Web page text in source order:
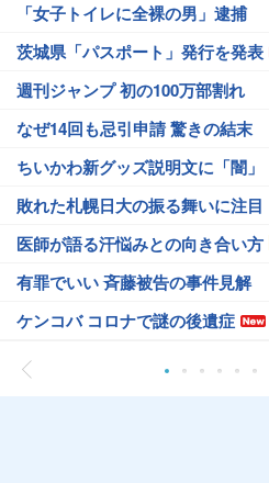
「女子トイレに全裸の男」逮捕
茨城県「パスポート」発行を発表
週刊ジャンプ 初の100万部割れ
なぜ14回も忌引申請 驚きの結末
ちいかわ新グッズ説明文に「闇」
敗れた札幌日大の振る舞いに注目
医師が語る汗悩みとの向き合い方
有罪でいい 斉藤被告の事件見解
ケンコバ コロナで謎の後遺症